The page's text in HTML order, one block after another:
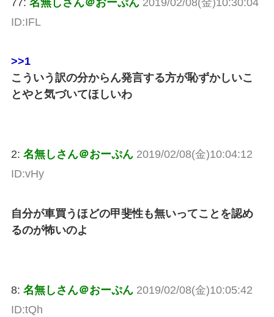
ID:IFL
>>1
こういう訳の分からん発言する方が恥ずかしいこ
とやと気づいてほしいわ
2: 名無しさん＠おーぷん 2019/02/08(金)10:04:12
ID:vHy
自分が車買うほどの甲斐性も無いってことを認め
るのが怖いのよ
8: 名無しさん＠おーぷん 2019/02/08(金)10:05:42
ID:tQh